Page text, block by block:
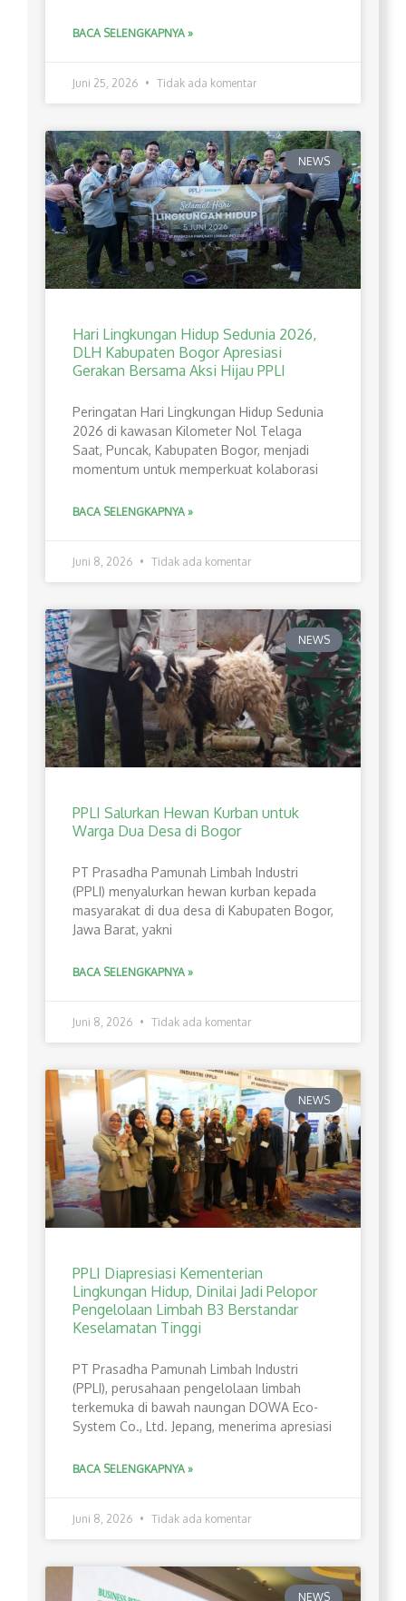
BACA SELENGKAPNYA »
Juni 25, 2026 Tidak ada komentar
NEWS
Hari Lingkungan Hidup Sedunia 2026,
DLH Kabupaten Bogor Apresiasi
Gerakan Bersama Aksi Hijau PPLI
Peringatan Hari Lingkungan Hidup Sedunia
2026 di kawasan Kilometer Nol Telaga
Saat, Puncak, Kabupaten Bogor, menjadi
momentum untuk memperkuat kolaborasi
BACA SELENGKAPNYA »
Juni 8, 2026 Tidak ada komentar
NEWS
PPLI Salurkan Hewan Kurban untuk
Warga Dua Desa di Bogor
PT Prasadha Pamunah Limbah Industri
(PPLI) menyalurkan hewan kurban kepada
masyarakat di dua desa di Kabupaten Bogor,
Jawa Barat, yakni
BACA SELENGKAPNYA »
Juni 8, 2026 Tidak ada komentar
NEWS
PPLI Diapresiasi Kementerian
Lingkungan Hidup, Dinilai Jadi Pelopor
Pengelolaan Limbah B3 Berstandar
Keselamatan Tinggi
PT Prasadha Pamunah Limbah Industri
(PPLI), perusahaan pengelolaan limbah
terkemuka di bawah naungan DOWA Eco-
System Co., Ltd. Jepang, menerima apresiasi
BACA SELENGKAPNYA »
Juni 8, 2026 Tidak ada komentar
NEWS